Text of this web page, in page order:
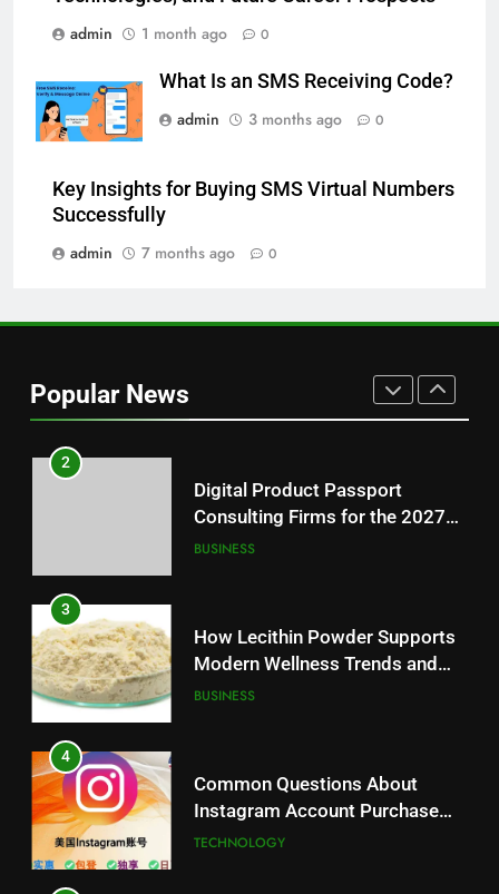
admin
1 month ago 0
What Is an SMS Receiving Code?
admin
3 months ago 0
Key Insights for Buying SMS Virtual Numbers
Successfully
admin
7 months ago 0
Popular News
Hahanews: How Modern Digital
Features Are Making News
Readers
NEWS
Why Hahanews Has Become an
Modern Readers
NEWS
Loss: A Guide to Understanding
Reliable Wellness Information
2
Digital Product Passport
Consulting Firms for the 2027
Battery Mandate
BUSINESS
3
How Lecithin Powder Supports
Modern Wellness Trends and
Balanced Nutrition
BUSINESS
4
Common Questions About
Instagram Account Purchase
and Market Development
TECHNOLOGY